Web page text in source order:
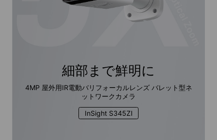
細部まで鮮明に
4MP 屋外用IR電動バリフォーカルレンズ バレット型ネ
ットワークカメラ
InSight S345ZI